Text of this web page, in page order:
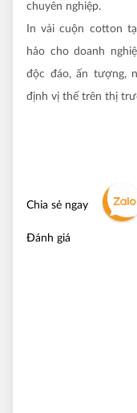
chuyên nghiệp.
In vải cuộn cotton
hảo cho doanh
độc đáo, ấn tượng,
định vị thế trên thị
Chia sẻ ngay
Đánh giá